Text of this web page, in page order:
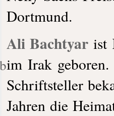
Dortmund.
Ali Bachtyar ist
im Irak
Schriftsteller
Jahren die